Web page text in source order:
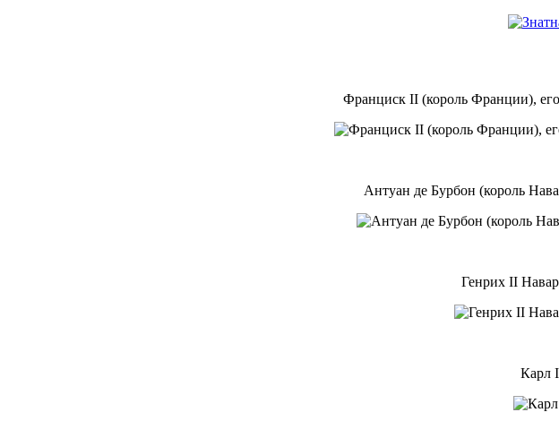
Франциск II (король Франции),
Антуан де Бурбон (король
Генрих II
Карл